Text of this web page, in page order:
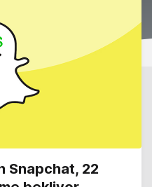
Snapchat, 22